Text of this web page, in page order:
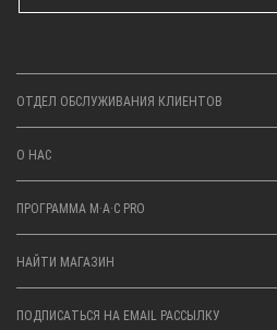
ОТДЕЛ ОБСЛУЖИВАНИЯ КЛИЕНТОВ
О НАС
ПРОГРАММА M·A·C PRO
НАЙТИ МАГАЗИН
ПОДПИСАТЬСЯ НА EMAIL РАССЫЛКУ